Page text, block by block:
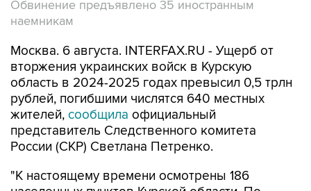
Обвинение предъявлено 35 иностранным
наемникам
Москва. 6 августа. INTERFAX.RU - Ущерб от
вторжения украинских войск в Курскую
область в 2024-2025 годах превысил 0,5 трлн
рублей, погибшими числятся 640 местных
жителей, сообщила официальный
представитель Следственного комитета
России (СКР) Светлана Петренко.
"К настоящему времени осмотрены 186